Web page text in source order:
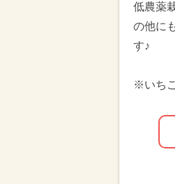
低農薬
の他に
す♪
※いち